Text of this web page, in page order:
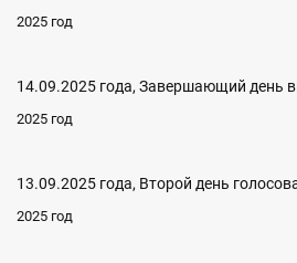
2025 год
14.09.2025 года, Завершающий день
2025 год
13.09.2025 года, Второй день
2025 год